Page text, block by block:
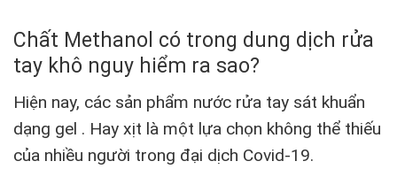
Chất Methanol có trong dung dịch rửa
tay khô nguy hiểm ra sao?
Hiện nay, các sản phẩm nước rửa tay sát khuẩn
dạng gel . Hay xịt là một lựa chọn không thể thiếu
của nhiều người trong đại dịch Covid-19.